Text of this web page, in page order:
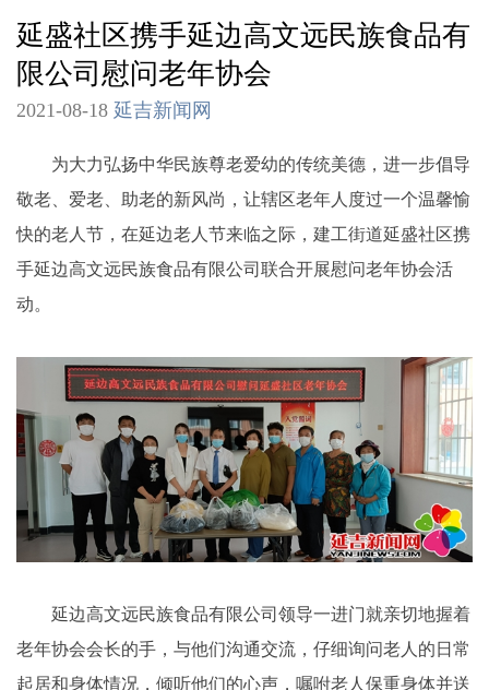
延盛社区携手延边高文远民族食品有
限公司慰问老年协会
2021-08-18 延吉新闻网
为大力弘扬中华民族尊老爱幼的传统美德，进一步倡导
敬老、爱老、助老的新风尚，让辖区老年人度过一个温馨愉
快的老人节，在延边老人节来临之际，建工街道延盛社区携
手延边高文远民族食品有限公司联合开展慰问老年协会活
动。
延边高文远民族食品有限公司领导一进门就亲切地握着
老年协会会长的手，与他们沟通交流，仔细询问老人的日常
起居和身体情况，倾听他们的心声，嘱咐老人保重身体并送